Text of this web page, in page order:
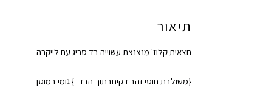
תיאור
חצאית קלוז' מנצנצת עשוייה בד סריג עם לייקרה
{משולבת חוטי זהב דקיםבתוך הבד } גומי במוטן